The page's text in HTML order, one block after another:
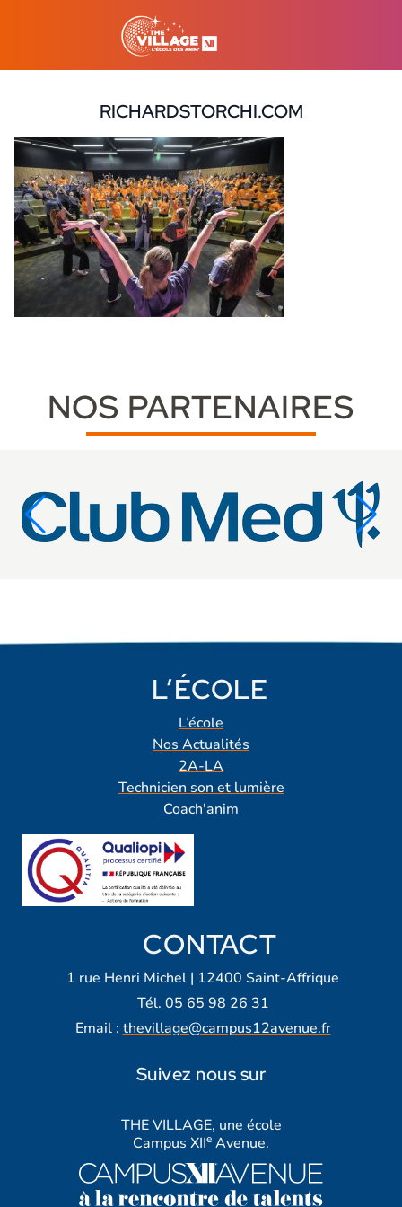
RICHARDSTORCHI.COM
9 octobre 2024
NOS PARTENAIRES
L’ÉCOLE
L’école
Nos Actualités
2A-LA
Technicien son et lumière
Coach'anim
CONTACT
1 rue Henri Michel | 12400 Saint-Affrique
Tél. 05 65 98 26 31
Email : thevillage@campus12avenue.fr
Suivez nous sur
THE VILLAGE, une école
Campus XIIe Avenue.